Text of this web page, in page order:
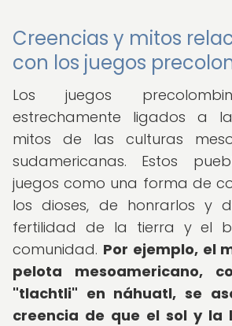
Creencias y mitos
con los juegos
Los juegos
estrechamente ligados a
mitos de las culturas
sudamericanas. Estos
juegos como una forma de
los dioses, de honrarlos y
fertilidad de la tierra y el
comunidad. Por ejemplo, el
pelota mesoamericano,
"tlachtli" en náhuatl, se
creencia de que el sol y la